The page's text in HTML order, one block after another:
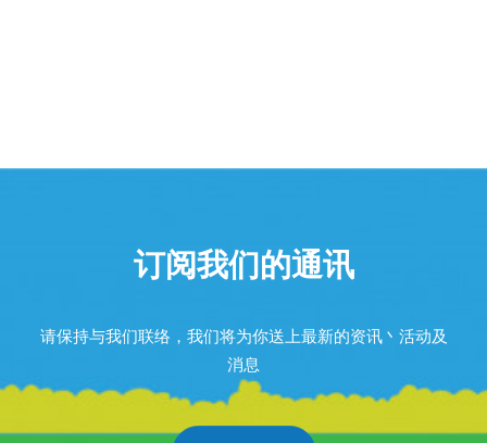
订阅我们的通讯
请保持与我们联络，我们将为你送上最新的资讯丶活动及
消息